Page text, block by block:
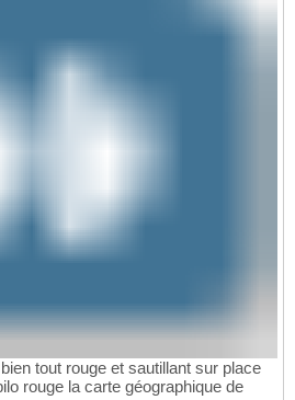
tout rouge et sautillant sur place
rouge la carte géographique de